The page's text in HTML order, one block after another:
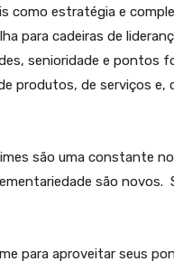
como estratégia e
para cadeiras de
senioridade e pontos
produtos, de serviços
são uma constante
são novos.
para aproveitar seus